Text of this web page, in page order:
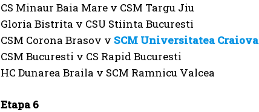
CS Minaur Baia Mare v CSM Targu Jiu
Gloria Bistrita v CSU Stiinta Bucuresti
CSM Corona Brasov v SCM Universitatea Craiova
CSM Bucuresti v CS Rapid Bucuresti
HC Dunarea Braila v SCM Ramnicu Valcea
Etapa 6